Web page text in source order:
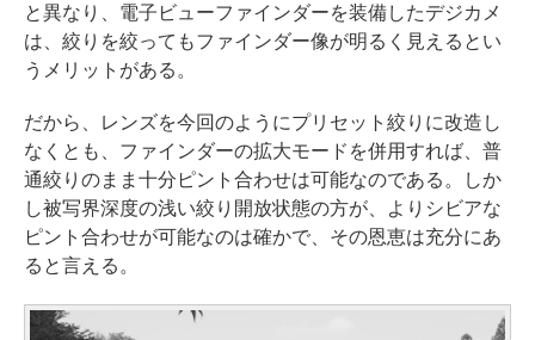
と異なり、電子ビューファインダーを装備したデジカメ
は、絞りを絞ってもファインダー像が明るく見えるとい
うメリットがある。
だから、レンズを今回のようにプリセット絞りに改造し
なくとも、ファインダーの拡大モードを併用すれば、普
通絞りのまま十分ピント合わせは可能なのである。しか
し被写界深度の浅い絞り開放状態の方が、よりシビアな
ピント合わせが可能なのは確かで、その恩恵は充分にあ
ると言える。